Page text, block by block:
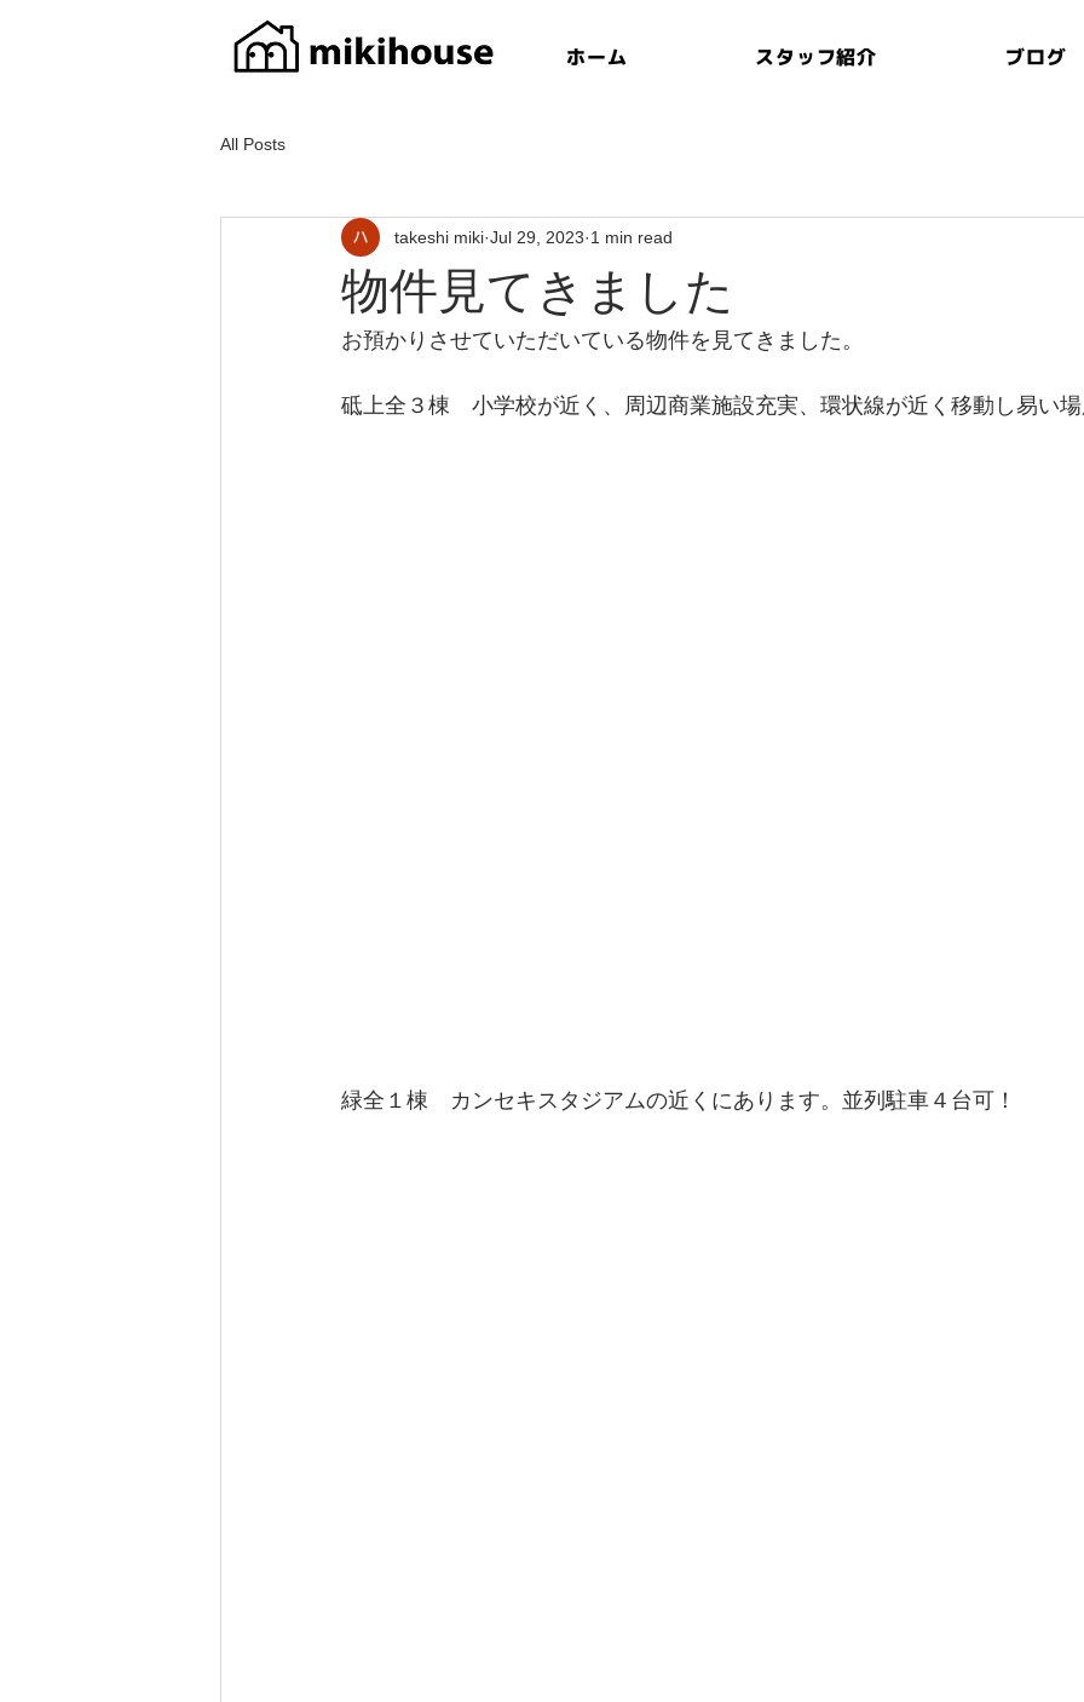
ホーム スタッフ紹介 ブログ
All Posts
物件見てきました
takeshi miki Jul 29, 2023 1 min read
お預かりさせていただいている物件を見てきました。
砥上全３棟　小学校が近く、周辺商業施設充実、環状線が近く移動し易い
緑全１棟　カンセキスタジアムの近くにあります。並列駐車４台可！